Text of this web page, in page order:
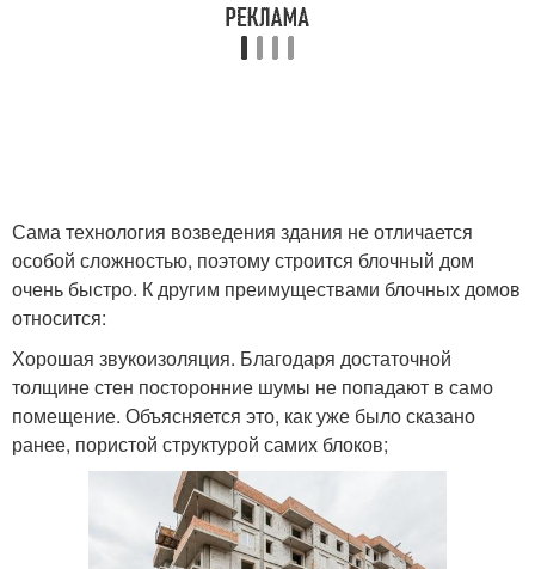
Сама технология возведения здания не отличается
особой сложностью, поэтому строится блочный дом
очень быстро. К другим преимуществами блочных домов
относится:
Хорошая звукоизоляция. Благодаря достаточной
толщине стен посторонние шумы не попадают в само
помещение. Объясняется это, как уже было сказано
ранее, пористой структурой самих блоков;